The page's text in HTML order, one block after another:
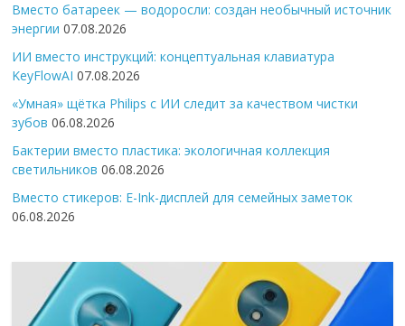
Вместо батареек — водоросли: создан необычный источник
энергии 07.08.2026
ИИ вместо инструкций: концептуальная клавиатура
KeyFlowAI 07.08.2026
«Умная» щётка Philips с ИИ следит за качеством чистки
зубов 06.08.2026
Бактерии вместо пластика: экологичная коллекция
светильников 06.08.2026
Вместо стикеров: E-Ink-дисплей для семейных заметок
06.08.2026